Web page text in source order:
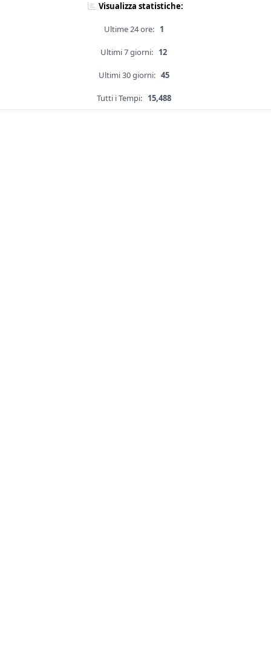
Visualizza statistiche:
Ultime 24 ore: 1
Ultimi 7 giorni: 12
Ultimi 30 giorni: 45
Tutti i Tempi: 15,488